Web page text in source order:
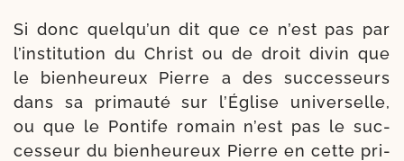
Si donc quel­qu’un dit que ce n’est pas par
l’ins­ti­tu­tion du Christ ou de droit divin que
le bien­heu­reux Pierre a des suc­ces­seurs
dans sa pri­mau­té sur l’Église uni­ver­selle,
ou que le Pontife romain n’est pas le suc­
ces­seur du bien­heu­reux Pierre en cette pri­